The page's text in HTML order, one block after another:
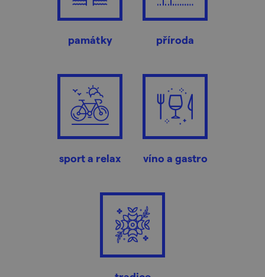
památky příroda
sport a relax víno a gastro